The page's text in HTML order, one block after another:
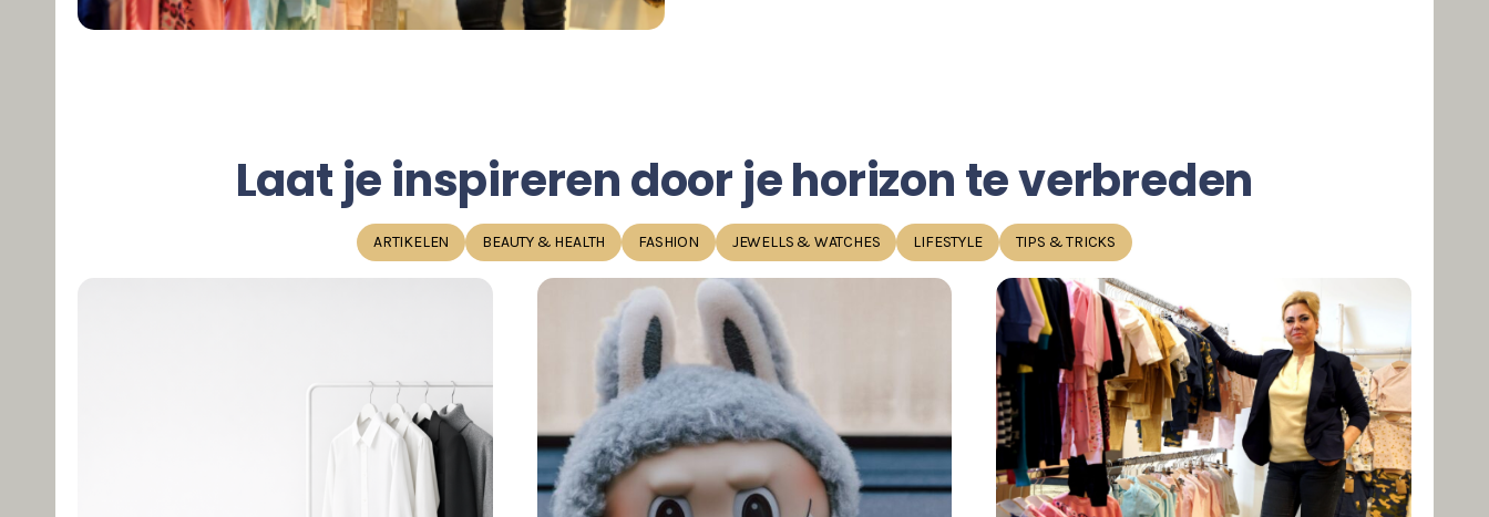
Laat je inspireren door je horizon te verbreden
ARTIKELEN BEAUTY & HEALTH FASHION JEWELLS & WATCHES LIFESTYLE TIPS & TRICKS